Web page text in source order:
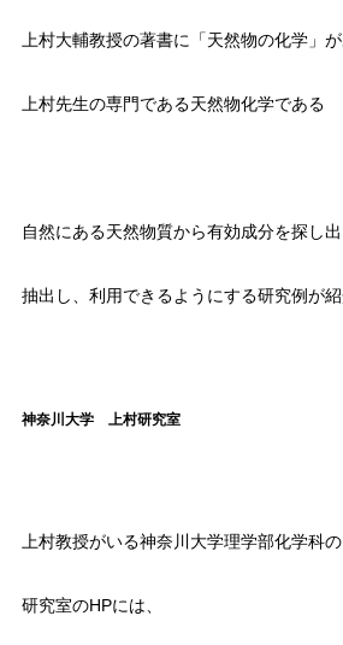
上村大輔教授の著書に「天然物の化学」が
上村先生の専門である天然物化学である
自然にある天然物質から有効成分を探し出
抽出し、利用できるようにする研究例が紹
神奈川大学 上村研究室
上村教授がいる神奈川大学理学部化学科の
研究室のHPには、